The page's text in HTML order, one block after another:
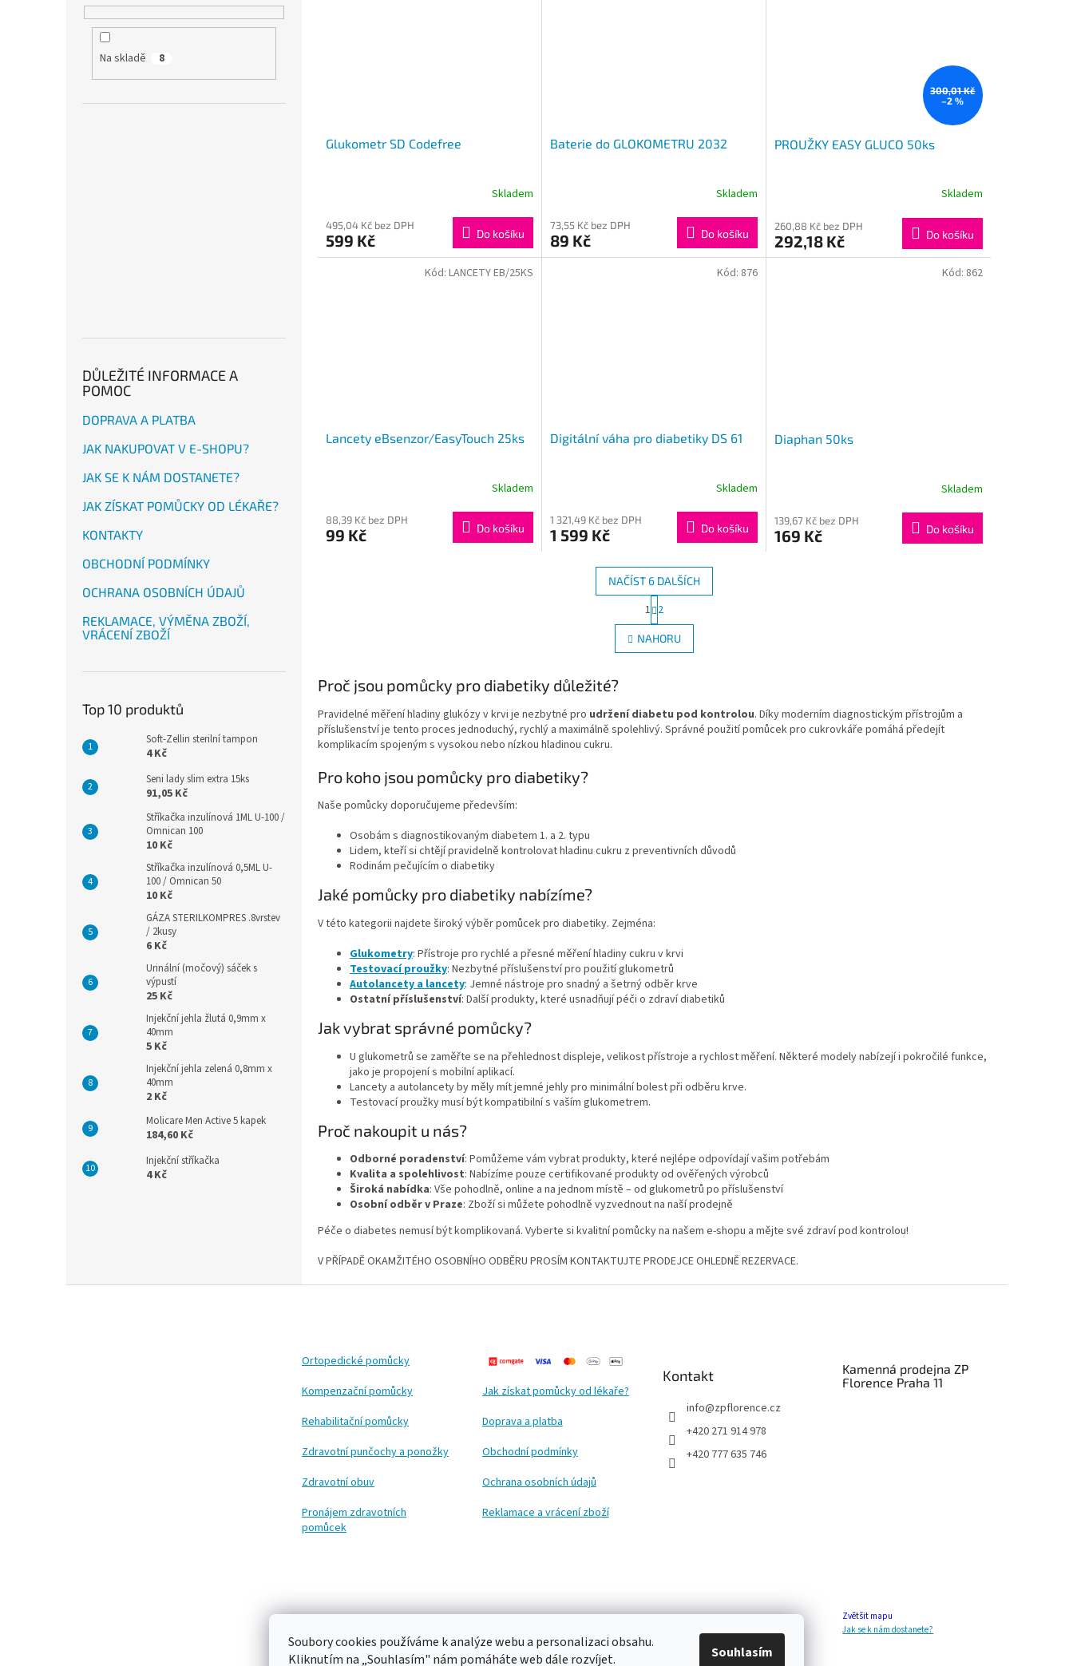
Soubory cookies používáme k analýze webu a personalizaci obsahu.
Kliknutím na „Souhlasím" nám pomáháte web dále rozvíjet.
Souhlasím
Na skladě 8
DŮLEŽITÉ INFORMACE A
POMOC
DOPRAVA A PLATBA
JAK NAKUPOVAT V E-SHOPU?
JAK SE K NÁM DOSTANETE?
JAK ZÍSKAT POMŮCKY OD LÉKAŘE?
KONTAKTY
OBCHODNÍ PODMÍNKY
OCHRANA OSOBNÍCH ÚDAJŮ
REKLAMACE, VÝMĚNA ZBOŽÍ,
VRÁCENÍ ZBOŽÍ
Top 10 produktů
Soft-Zellin sterilní tampon
4 Kč
Seni lady slim extra 15ks
91,05 Kč
Stříkačka inzulínová 1ML U-100 /
Omnican 100
10 Kč
Stříkačka inzulínová 0,5ML U-
100 / Omnican 50
10 Kč
GÁZA STERILKOMPRES .8vrstev
/ 2kusy
6 Kč
Urinální (močový) sáček s
výpustí
25 Kč
Injekční jehla žlutá 0,9mm x
40mm
5 Kč
Injekční jehla zelená 0,8mm x
40mm
2 Kč
Molicare Men Active 5 kapek
184,60 Kč
Injekční stříkačka
4 Kč
Glukometr SD Codefree
Skladem
495,04 Kč bez DPH
599 Kč Do košíku
Baterie do GLOKOMETRU 2032
Skladem
73,55 Kč bez DPH
89 Kč Do košíku
300,01 Kč
–2 %
PROUŽKY EASY GLUCO 50ks
Skladem
260,88 Kč bez DPH
292,18 Kč Do košíku
Lancety eBsenzor/EasyTouch 25ks
Skladem
88,39 Kč bez DPH
99 Kč Do košíku
Kód: LANCETY EB/25KS
Digitální váha pro diabetiky DS 61
Skladem
1 321,49 Kč bez DPH
1 599 Kč Do košíku
Kód: 876
Diaphan 50ks
Skladem
139,67 Kč bez DPH
169 Kč Do košíku
Kód: 862
O
v
l
í
p
i
NAČÍST 6 DALŠÍCH
t
r
á
n
á
n
í
1 2
NAHORU
Proč jsou pomůcky pro diabetiky důležité?
Pravidelné měření hladiny glukózy v krvi je nezbytné pro udržení diabetu pod kontrolou. Díky moderním diagnostickým přístrojům a
příslušenství je tento proces jednoduchý, rychlý a maximálně spolehlivý. Správné použití pomůcek pro cukrovkáře pomáhá předejít
komplikacím spojeným s vysokou nebo nízkou hladinou cukru.
Pro koho jsou pomůcky pro diabetiky?
Naše pomůcky doporučujeme především:
Osobám s diagnostikovaným diabetem 1. a 2. typu
Lidem, kteří si chtějí pravidelně kontrolovat hladinu cukru z preventivních důvodů
Rodinám pečujícím o diabetiky
Jaké pomůcky pro diabetiky nabízíme?
V této kategorii najdete široký výběr pomůcek pro diabetiky. Zejména:
Glukometry: Přístroje pro rychlé a přesné měření hladiny cukru v krvi
Testovací proužky: Nezbytné příslušenství pro použití glukometrů
Autolancety a lancety: Jemné nástroje pro snadný a šetrný odběr krve
Ostatní příslušenství: Další produkty, které usnadňují péči o zdraví diabetiků
Jak vybrat správné pomůcky?
U glukometrů se zaměřte se na přehlednost displeje, velikost přístroje a rychlost měření. Některé modely nabízejí i pokročilé funkce,
jako je propojení s mobilní aplikací.
Lancety a autolancety by měly mít jemné jehly pro minimální bolest při odběru krve.
Testovací proužky musí být kompatibilní s vaším glukometrem.
Proč nakoupit u nás?
Odborné poradenství: Pomůžeme vám vybrat produkty, které nejlépe odpovídají vašim potřebám
Kvalita a spolehlivost: Nabízíme pouze certifikované produkty od ověřených výrobců
Široká nabídka: Vše pohodlně, online a na jednom místě – od glukometrů po příslušenství
Osobní odběr v Praze: Zboží si můžete pohodlně vyzvednout na naší prodejně
Péče o diabetes nemusí být komplikovaná. Vyberte si kvalitní pomůcky na našem e-shopu a mějte své zdraví pod kontrolou!
V PŘÍPADĚ OKAMŽITÉHO OSOBNÍHO ODBĚRU PROSÍM KONTAKTUJTE PRODEJCE OHLEDNĚ REZERVACE.
Ortopedické pomůcky
Kompenzační pomůcky
Rehabilitační pomůcky
Zdravotní punčochy a ponožky
Zdravotní obuv
Pronájem zdravotních
pomůcek
Jak získat pomůcky od lékaře?
Doprava a platba
Obchodní podmínky
Ochrana osobních údajů
Reklamace a vrácení zboží
Kontakt
info@zpflorence.cz
+420 271 914 978
+420 777 635 746
Kamenná prodejna ZP
Florence Praha 11
Zvětšit mapu
Jak se k nám dostanete?